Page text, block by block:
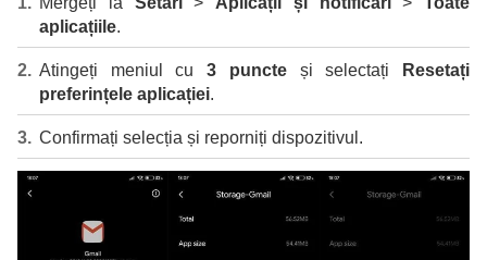
aplicațiile.
Atingeți meniul cu3 puncteși selectați
Resetați
preferințele aplicației.
Confirmați selecția și reporniți dispozitivul.